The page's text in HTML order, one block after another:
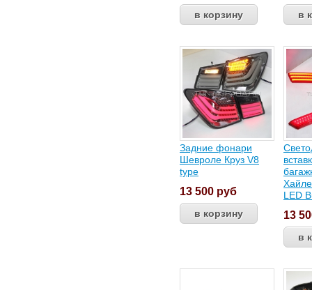
Задние фонари
Шевроле Круз V8
type
13 500 руб
LED
13